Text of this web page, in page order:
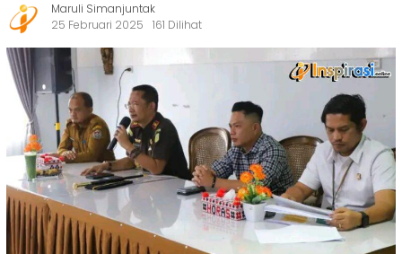
Maruli Simanjuntak
25 Februari 2025
161 Dilihat